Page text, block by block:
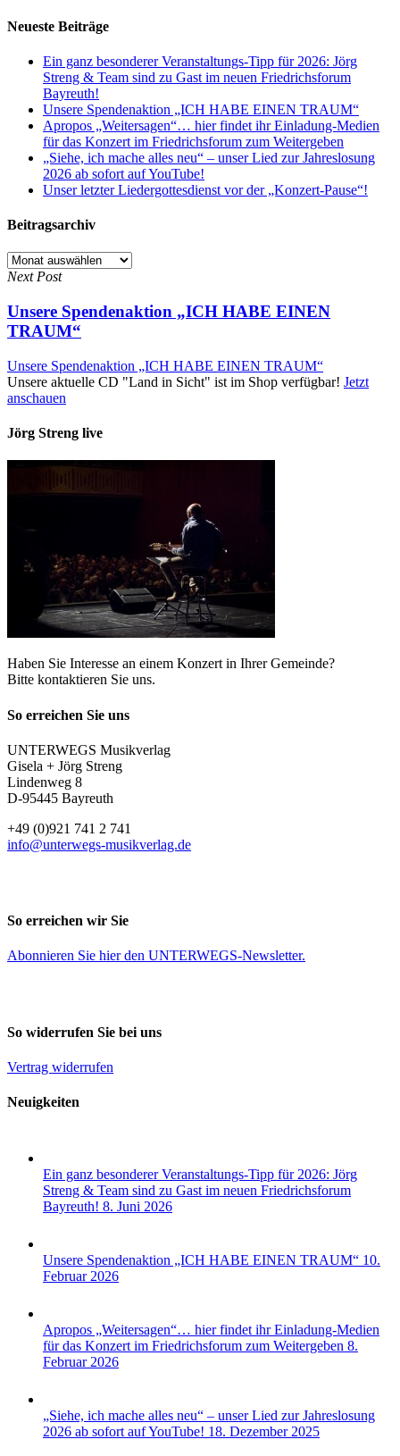
Neueste Beiträge
Ein ganz besonderer Veranstaltungs-Tipp für 2026: Jörg
Streng & Team sind zu Gast im neuen Friedrichsforum
Bayreuth!
Unsere Spendenaktion „ICH HABE EINEN TRAUM“
Apropos „Weitersagen“… hier findet ihr Einladung-Medien
für das Konzert im Friedrichsforum zum Weitergeben
„Siehe, ich mache alles neu“ – unser Lied zur Jahreslosung
2026 ab sofort auf YouTube!
Unser letzter Liedergottesdienst vor der „Konzert-Pause“!
Beitragsarchiv
Beitragsarchiv
Next Post
Unsere Spendenaktion „ICH HABE EINEN
TRAUM“
Unsere Spendenaktion „ICH HABE EINEN TRAUM“
Unsere aktuelle CD "Land in Sicht" ist im Shop verfügbar! Jetzt
anschauen
Jörg Streng live
Haben Sie Interesse an einem Konzert in Ihrer Gemeinde?
Bitte kontaktieren Sie uns.
So erreichen Sie uns
UNTERWEGS Musikverlag
Gisela + Jörg Streng
Lindenweg 8
D-95445 Bayreuth
+49 (0)921 741 2 741
info@unterwegs-musikverlag.de
So erreichen wir Sie
Abonnieren Sie hierden UNTERWEGS-Newsletter.
So widerrufen Sie bei uns
Vertrag widerrufen
Neuigkeiten
Ein ganz besonderer Veranstaltungs-Tipp für 2026: Jörg
Streng & Team sind zu Gast im neuen Friedrichsforum
Bayreuth! 8. Juni 2026
Unsere Spendenaktion „ICH HABE EINEN TRAUM“ 10.
Februar 2026
Apropos „Weitersagen“… hier findet ihr Einladung-Medien
für das Konzert im Friedrichsforum zum Weitergeben 8.
Februar 2026
„Siehe, ich mache alles neu“ – unser Lied zur Jahreslosung
2026 ab sofort auf YouTube! 18. Dezember 2025